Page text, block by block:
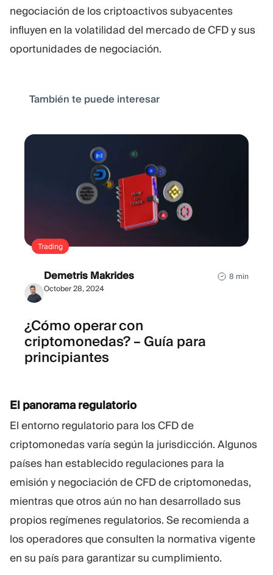
negociación de los criptoactivos subyacentes
influyen en la volatilidad del mercado de CFD y sus
oportunidades de negociación.
También te puede interesar
Trading
Demetris Makrides
October 28, 2024
8 min
¿Cómo operar con
criptomonedas? – Guía para
principiantes
El panorama regulatorio
El entorno regulatorio para los CFD de
criptomonedas varía según la jurisdicción. Algunos
países han establecido regulaciones para la
emisión y negociación de CFD de criptomonedas,
mientras que otros aún no han desarrollado sus
propios regímenes regulatorios. Se recomienda a
los operadores que consulten la normativa vigente
en su país para garantizar su cumplimiento.